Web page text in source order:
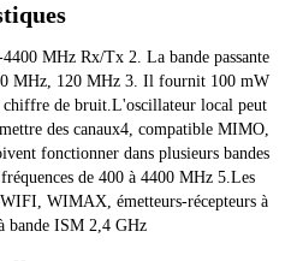
MHz Rx/Tx 2. La bande passante
MHz, 120 MHz 3. Il fournit 100 mW
chiffre de bruit.L'oscillateur local peut
des canaux4, compatible MIMO,
fonctionner dans plusieurs bandes
de 400 à 4400 MHz 5.Les
WIMAX, émetteurs-récepteurs à
bande ISM 2,4 GHz